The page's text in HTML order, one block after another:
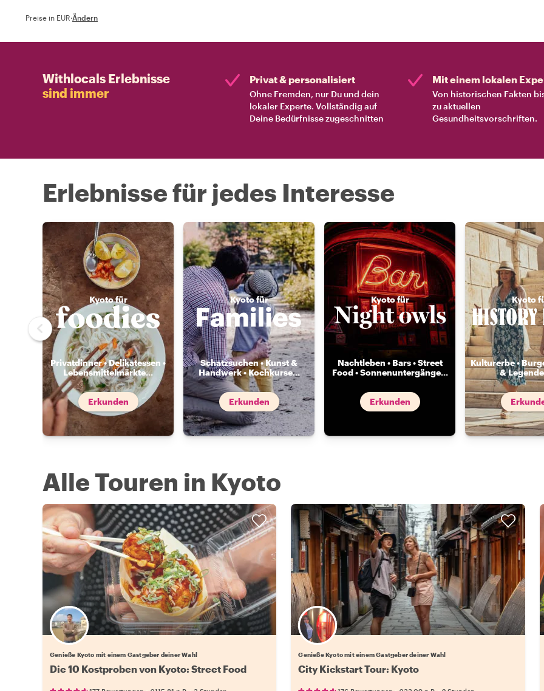
Preise in EUR·Ändern
Withlocals Erlebnisse
sind immer
Privat & personalisiert
Ohne Fremden, nur Du und dein
lokaler Experte. Vollständig auf
Deine Bedürfnisse zugeschnitten
Mit einem lokalen
Von historischen Fakten
zu aktuellen
Gesundheitsvorschriften.
Erlebnisse für jedes Interesse
Kyoto für
Privatdinner • Delikatessen •
Lebensmittelmärkte...
Erkunden
Kyoto für
Schatzsuchen • Kunst &
Handwerk • Kochkurse...
Erkunden
Kyoto für
Nachtleben • Bars • Street
Food • Sonnenuntergänge...
Erkunden
Kyoto
Kulturerbe •
&
Alle Touren in Kyoto
Wähle deinen Lieblingsgastgeber
Genieße Kyoto mit einem Gastgeber deiner Wahl
Die 10 Kostproben von Kyoto: Street Food
Wähle deinen Lieblingsgastgeber
Genieße Kyoto mit einem Gastgeber deiner Wahl
City Kickstart Tour: Kyoto